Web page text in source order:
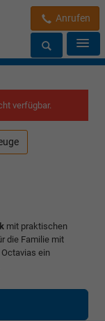
Anrufen
verfügbar.
mit praktischen
die Familie mit
ein